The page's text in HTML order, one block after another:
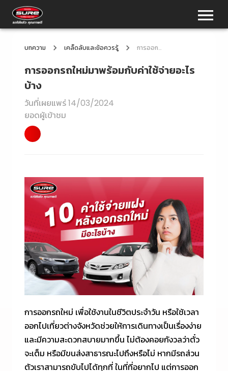
บทความ เคล็ดลับและข้อควรรู้ การออกรถใหม่มาพร้อมกับค่าใช้จ่ายอะไรบ้าง
การออกรถใหม่มาพร้อมกับค่าใช้จ่ายอะไร
บ้าง
วันที่เผยแพร่14/03/2024
ยอดผู้เข้าชม
การออกรถใหม่ เพื่อใช้งานในชีวิตประจำวัน หรือใช้เวลา
ออกไปเที่ยวต่างจังหวัดช่วยให้การเดินทางเป็นเรื่องง่าย
และมีความสะดวกสบายมากขึ้น ไม่ต้องคอยกังวลว่าตั๋ว
จะเต็ม หรือมีขนส่งสาธารณะไปถึงหรือไม่ หากมีรถส่วน
ตัวเราสามารถขับไปได้ทุกที่ ในที่ที่อยากไป แต่การออก